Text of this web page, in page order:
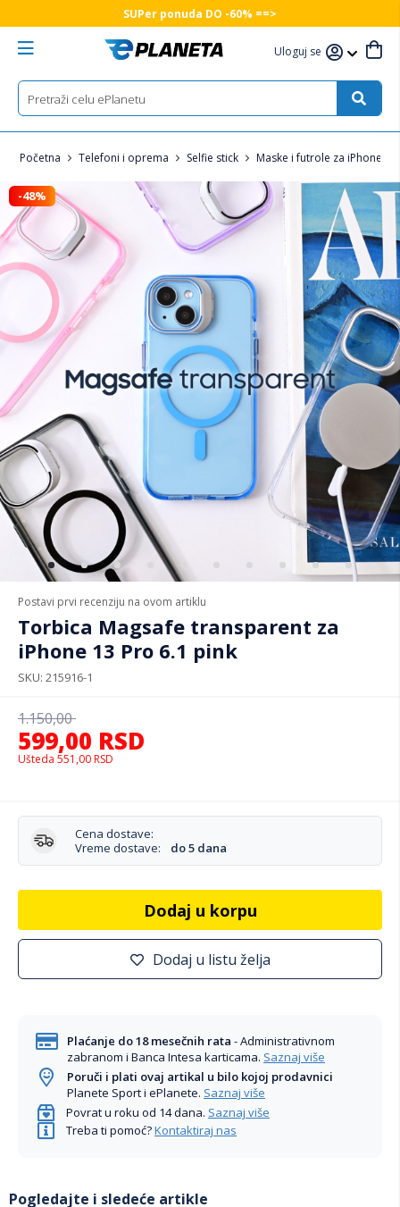
SUPer ponuda DO -60% ==>
Uloguj se
Početna Telefoni i oprema Selfie stick Maske i futrole za iPhone
Postavi prvi recenziju na ovom artiklu
Torbica Magsafe transparent za
iPhone 13 Pro 6.1 pink
SKU 215916-1
599,00 RSD
1.150,00
Ušteda 551,00 RSD
Cena dostave:
Vreme dostave:
do 5 dana
Dodaj u korpu
Dodaj u listu želja
Plaćanje do 18 mesečnih rata - Administrativnom
zabranom i Banca Intesa karticama. Saznaj više
Poruči i plati ovaj artikal u bilo kojoj prodavnici
Planete Sport i ePlanete. Saznaj više
Povrat u roku od 14 dana. Saznaj više
Treba ti pomoć?Kontaktiraj nas
-48%
Pogledajte i sledeće artikle